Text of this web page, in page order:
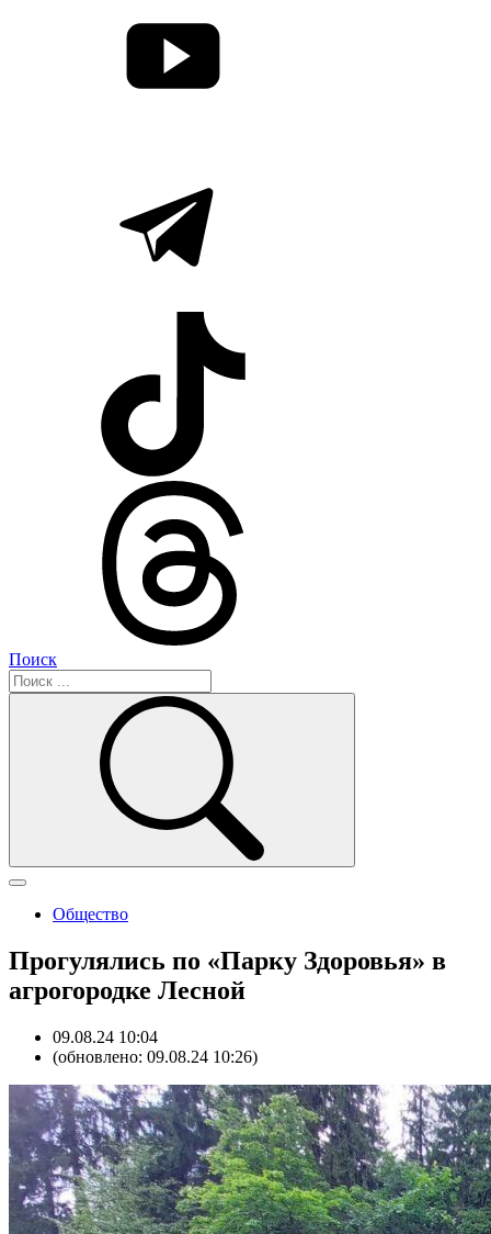
Поиск
Общество
Прогулялись по «Парку Здоровья» в
агрогородке Лесной
09.08.24 10:04
(обновлено: 09.08.24 10:26)